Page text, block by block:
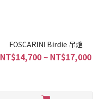
FOSCARINI Birdie 吊燈
NT$14,700 ~ NT$17,000